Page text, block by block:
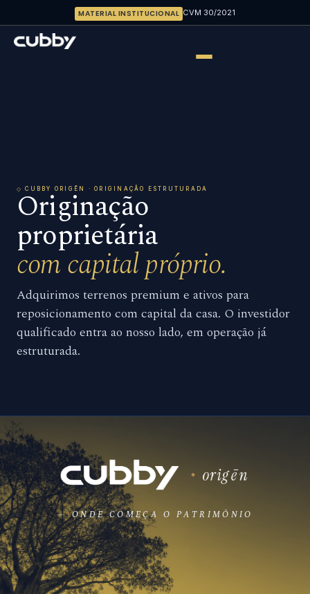
MATERIAL INSTITUCIONAL CVM 30/2021
◇ CUBBY ORIGĒN · ORIGINAÇÃO ESTRUTURADA
Originação
proprietária
com capital próprio.
Adquirimos terrenos premium e ativos para
reposicionamento com capital da casa. O investidor
qualificado entra ao nosso lado, em operação já
estruturada.
— ONDE COMEÇA O PATRIMÔNIO